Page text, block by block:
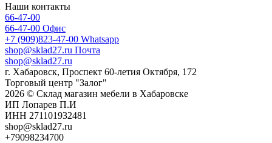
Наши контакты
66-47-00
66-47-00 Офис
+7 (909)823-47-00 Whatsapp
shop@sklad27.ru Почта
shop@sklad27.ru
г. Хабаровск, Проспект 60-летия Октября, 172
Торговый центр "Залог"
2026 © Склад магазин мебели в Хабаровске
ИП Лопарев П.И
ИНН 271101932481
shop@sklad27.ru
+79098234700